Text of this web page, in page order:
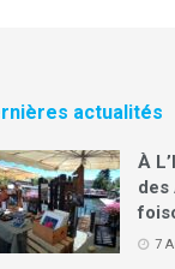
actualités
À
des
7